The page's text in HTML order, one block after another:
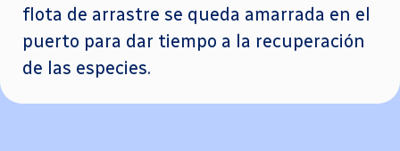
flota de arrastre se queda amarrada en el
puerto para dar tiempo a la recuperación
de las especies.